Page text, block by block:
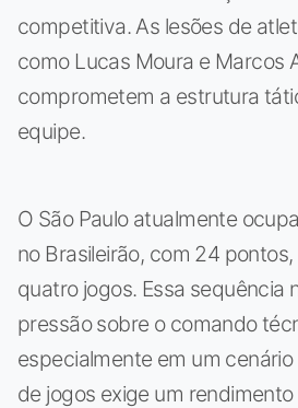
competitiva. As lesões de
como Lucas Moura e Marcos
comprometem a estrutura
equipe.
O São Paulo atualmente
no Brasileirão, com 24
quatro jogos. Essa sequência
pressão sobre o comando
especialmente em um
de jogos exige um